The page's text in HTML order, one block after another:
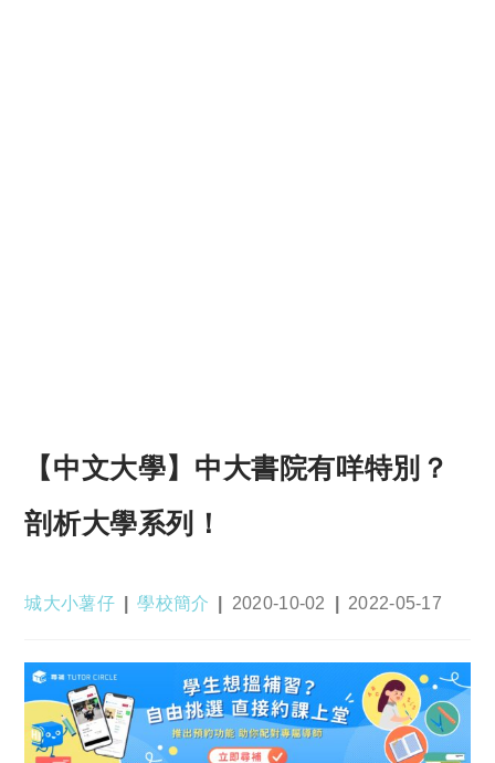
【中文大學】中大書院有咩特別？
剖析大學系列！
Post
城大小薯仔
Post
學校簡介
Post
2020-10-02
Post
2022-05-17